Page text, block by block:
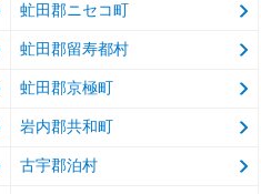
虻田郡ニセコ町
虻田郡留寿都村
虻田郡京極町
岩内郡共和町
古宇郡泊村